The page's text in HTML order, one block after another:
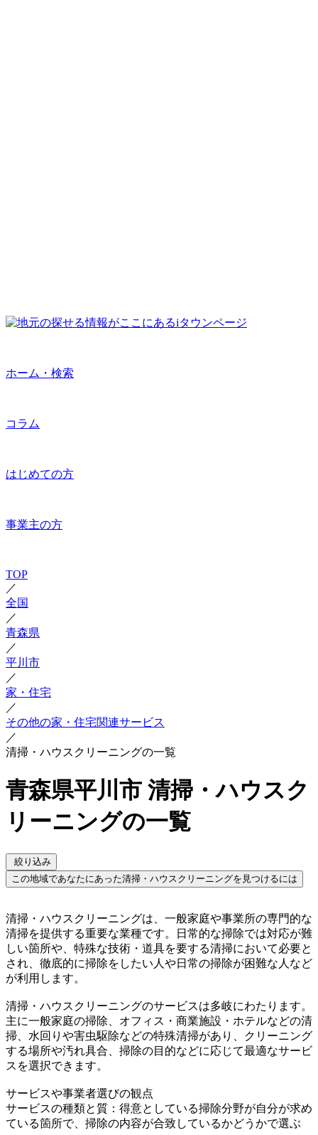
ホーム・検索
コラム
はじめての方
事業主の方
TOP
／
全国
／
青森県
／
平川市
／
家・住宅
／
その他の家・住宅関連サービス
／
清掃・ハウスクリーニングの一覧
青森県平川市 清掃・ハウスク
リーニングの一覧
絞り込み
この地域であなたにあった清掃・ハウスクリーニングを見つけるには
清掃・ハウスクリーニングは、一般家庭や事業所の専門的な
清掃を提供する重要な業種です。日常的な掃除では対応が難
しい箇所や、特殊な技術・道具を要する清掃において必要と
され、徹底的に掃除をしたい人や日常の掃除が困難な人など
が利用します。
清掃・ハウスクリーニングのサービスは多岐にわたります。
主に一般家庭の掃除、オフィス・商業施設・ホテルなどの清
掃、水回りや害虫駆除などの特殊清掃があり、クリーニング
する場所や汚れ具合、掃除の目的などに応じて最適なサービ
スを選択できます。
サービスや事業者選びの観点
サービスの種類と質：得意としている掃除分野が自分が求め
ている箇所で、掃除の内容が合致しているかどうかで選ぶ